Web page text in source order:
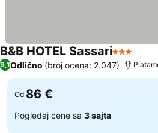
B&B HOTEL Sassari3 Zvezdice
9,1Odlično (broj ocena: 2.047)
Od 86 €
Pogledaj cene sa 3 sajta